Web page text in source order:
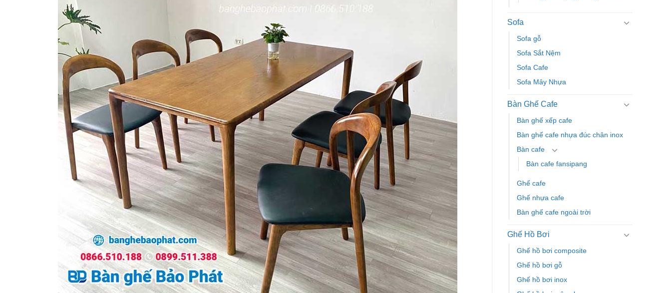
Sofa
Sofa gỗ
Sofa Sắt Nệm
Sofa Cafe
Sofa Mây Nhựa
Bàn Ghế Cafe
Bàn ghế xếp cafe
Bàn ghế cafe nhựa đúc chân inox
Bàn cafe
Bàn cafe fansipang
Ghế cafe
Ghế nhựa cafe
Bàn ghế cafe ngoài trời
Ghế Hồ Bơi
Ghế hồ bơi composite
Ghế hồ bơi gỗ
Ghế hồ bơi inox